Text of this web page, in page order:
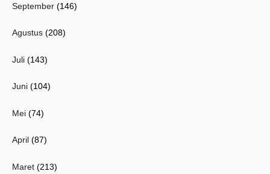
September (146)
Agustus (208)
Juli (143)
Juni (104)
Mei (74)
April (87)
Maret (213)